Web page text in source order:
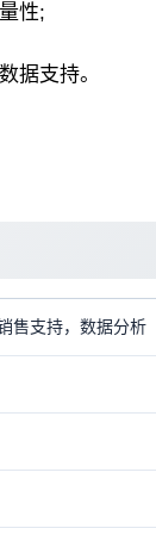
性;
据支持。
售支持，数据分析